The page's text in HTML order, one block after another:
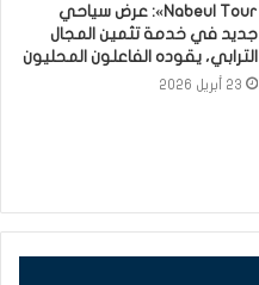
Nabeul Tour»: عرض سياحي
جديد في خدمة تثمين المجال
الترابي، يقوده الفاعلون المحليون
23 أبريل 2026